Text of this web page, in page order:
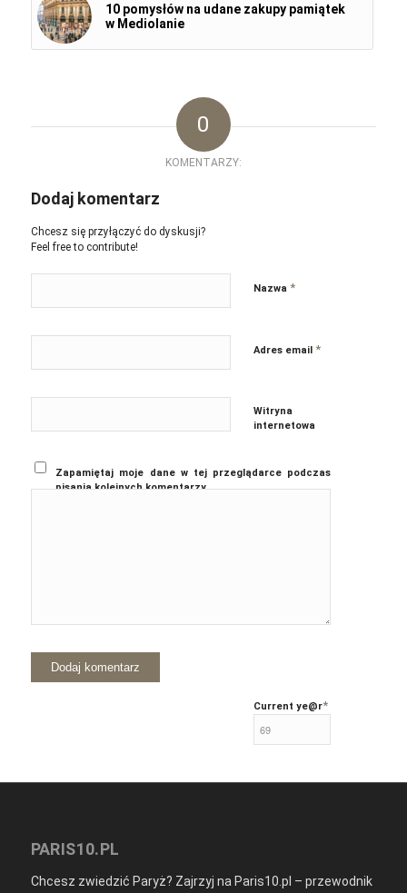
10 pomysłów na udane zakupy pamiątek
w Mediolanie
0
KOMENTARZY:
Dodaj komentarz
Chcesz się przyłączyć do dyskusji?
Feel free to contribute!
Nazwa *
Adres email *
Witryna
internetowa
Zapamiętaj moje dane w tej przeglądarce podczas
pisania kolejnych komentarzy.
Current ye@r*
PARIS10.PL
Chcesz zwiedzić Paryż? Zajrzyj na Paris10.pl – przewodnik